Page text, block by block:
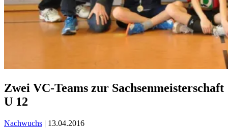
Zwei VC-Teams zur Sachsenmeisterschaft
U 12
Nachwuchs | 13.04.2016